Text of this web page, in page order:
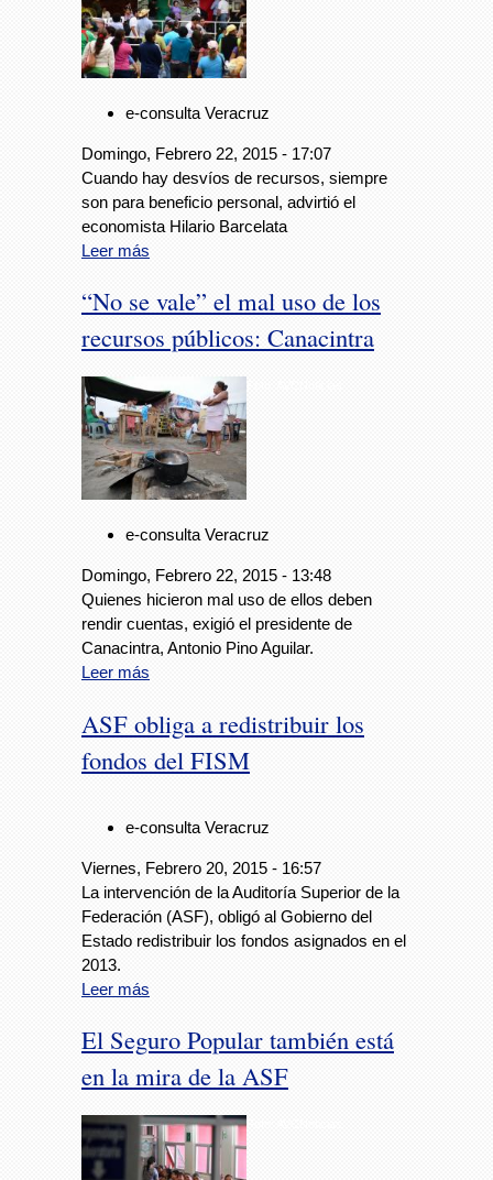
e-consulta Veracruz
Domingo, Febrero 22, 2015 - 17:07
Cuando hay desvíos de recursos, siempre
son para beneficio personal, advirtió el
economista Hilario Barcelata
Leer más
“No se vale” el mal uso de los
recursos públicos: Canacintra
e-consulta Veracruz
Domingo, Febrero 22, 2015 - 13:48
Quienes hicieron mal uso de ellos deben
rendir cuentas, exigió el presidente de
Canacintra, Antonio Pino Aguilar.
Leer más
ASF obliga a redistribuir los
fondos del FISM
e-consulta Veracruz
Viernes, Febrero 20, 2015 - 16:57
La intervención de la Auditoría Superior de la
Federación (ASF), obligó al Gobierno del
Estado redistribuir los fondos asignados en el
2013.
Leer más
El Seguro Popular también está
en la mira de la ASF